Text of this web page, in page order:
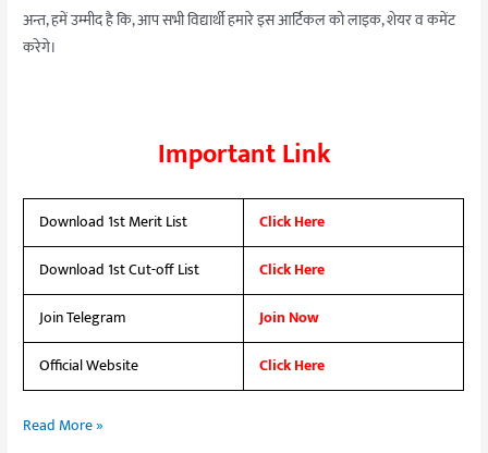
अन्त, हमें उम्मीद है कि, आप सभी विद्यार्थी हमारे इस आर्टिकल को लाइक, शेयर व कमेंट
करेगे।
Important Link
Download 1st Merit List
Click Here
Download 1st Cut-off List
Click Here
Join Telegram
Join Now
Official Website
Click Here
Read More »